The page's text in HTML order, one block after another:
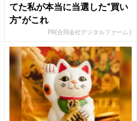
てた私が本当に当選した“買い
方”がこれ
PR(合同会社デジタルファーム )